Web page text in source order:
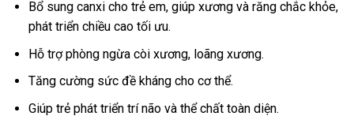
Bổ sung canxi cho trẻ em, giúp xương và răng chắc khỏe,
phát triển chiều cao tối ưu.
Hỗ trợ phòng ngừa còi xương, loãng xương.
Tăng cường sức đề kháng cho cơ thể.
Giúp trẻ phát triển trí não và thể chất toàn diện.